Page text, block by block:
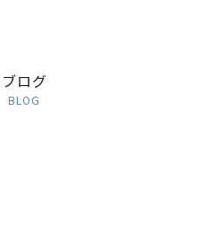
ブログ
BLOG